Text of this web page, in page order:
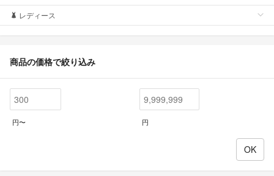
レディース
商品の価格で絞り込み
円〜 円